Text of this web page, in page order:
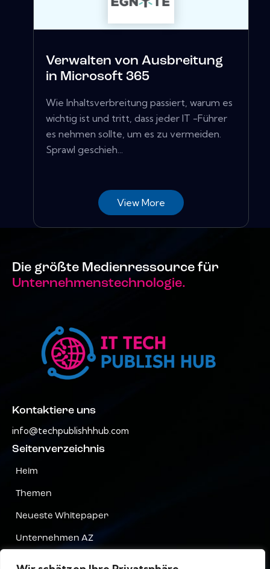
Verwalten von Ausbreitung
in Microsoft 365
Wie Inhaltsverbreitung passiert, warum es
wichtig ist und tritt, dass jeder IT -Führer
es nehmen sollte, um es zu vermeiden.
Sprawl geschieh...
View More
Die größte Medienressource für
Unternehmenstechnologie.
Kontaktiere uns
info@techpublishhhub.com
Seitenverzeichnis
Heim
Themen
Neueste Whitepaper
Unternehmen AZ